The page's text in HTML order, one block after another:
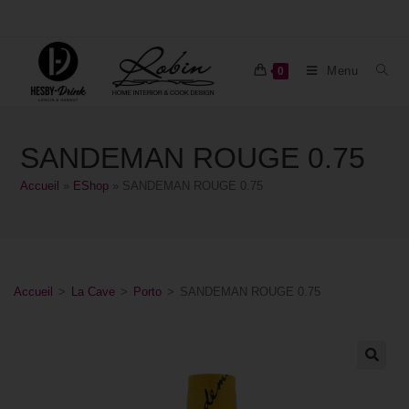
0 Menu
SANDEMAN ROUGE 0.75
Accueil EShop SANDEMAN ROUGE 0.75
Accueil > La Cave > Porto > SANDEMAN ROUGE 0.75